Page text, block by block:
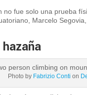
no fue solo una prueba
Marcelo
Photo by Fabrizio Conti on